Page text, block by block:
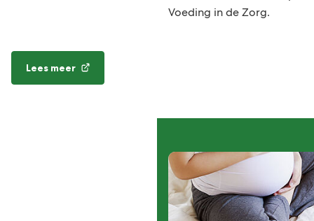
Voeding in de Zorg.
Lees meer
(Verwijst